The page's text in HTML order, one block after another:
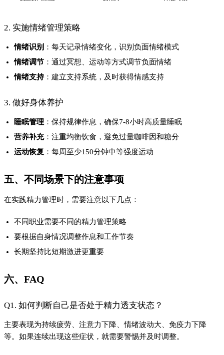
要根据自身情况调整作息和工作节奏
长期坚持比短期激进更重要
六、FAQ
Q1. 如何判断自己是否处于精力透支状态？
主要表现为持续疲劳、注意力下降、情绪波动大、免疫力下降
等。如果连续出现这些症状，就需要警惕并及时调整。
Q2. 精力管理对不同职业的人效果一样吗？
不一样。不同职业需要根据自身特点制定个性化的精力管理方
可以从简单的小习惯开始，如每天保证7小时睡眠、午间休息10分
七、结论
过建立合理的精力管理系统，你不仅能提升工作效率，还能获得
照亮。” 从管理好自己的精力开始，开启真正的成长之旅。
#实现自我超越